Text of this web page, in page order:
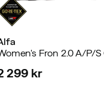
299 kr